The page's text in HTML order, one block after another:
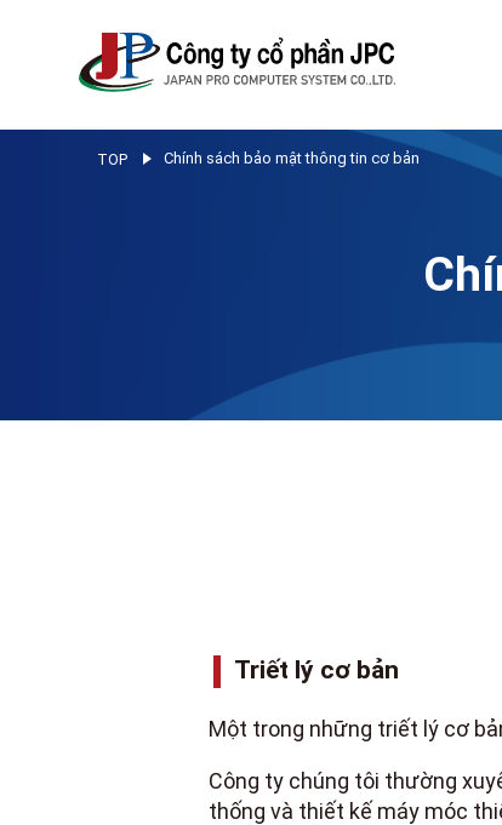
TOP Chính sách bảo mật thông tin cơ bản
Triết lý cơ bản
Một trong những triết lý cơ
Công ty chúng tôi thường
thống và thiết kế máy móc